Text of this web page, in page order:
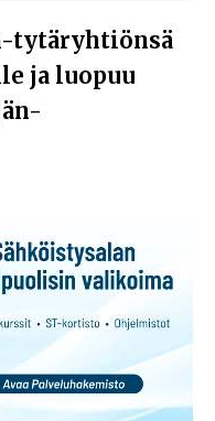
tytäryhtiönsä
ja luopuu